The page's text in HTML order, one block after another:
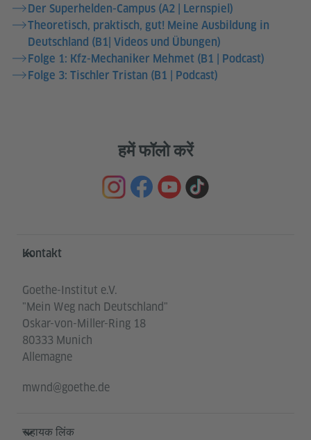
Der Superhelden-Campus (A2 | Lernspiel)
Theoretisch, praktisch, gut! Meine Ausbildung in
Deutschland (B1| Videos und Übungen)
Folge 1: Kfz-Mechaniker Mehmet (B1 | Podcast)
Folge 3: Tischler Tristan (B1 | Podcast)
हमें फॉलो करें
Service- und Informationsbereich
Kontakt
Goethe-Institut e.V.
"Mein Weg nach Deutschland"
Oskar-von-Miller-Ring 18
80333 Munich
Allemagne
mwnd@goethe.de
सहायक लिंक